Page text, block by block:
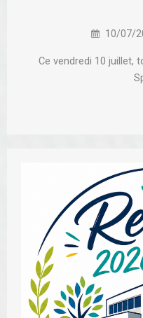
10/07/
Ce vendredi 10 juillet,